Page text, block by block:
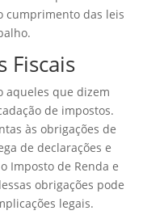
cumprimento das leis
Fiscais
aqueles que dizem
de impostos.
às obrigações de
de declarações e
Imposto de Renda e
obrigações pode
legais.